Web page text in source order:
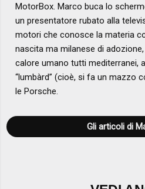
MotorBox. Marco buca lo
un presentatore rubato alla
motori che conosce la materia
nascita ma milanese di
calore umano tutti mediterranei,
“lumbàrd” (cioè, si fa un mazzo
le Porsche.
Gli articoli di